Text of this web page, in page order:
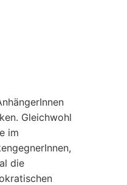
Gleichwohl
im
die